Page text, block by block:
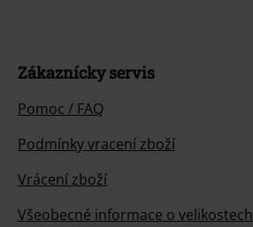
Zákaznícky servis
Pomoc / FAQ
Podmínky vracení zboží
Vrácení zboží
Všeobecné informace o velikostech